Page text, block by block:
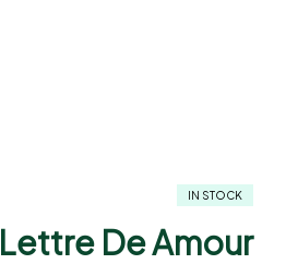
IN STOCK
Lettre De Amour